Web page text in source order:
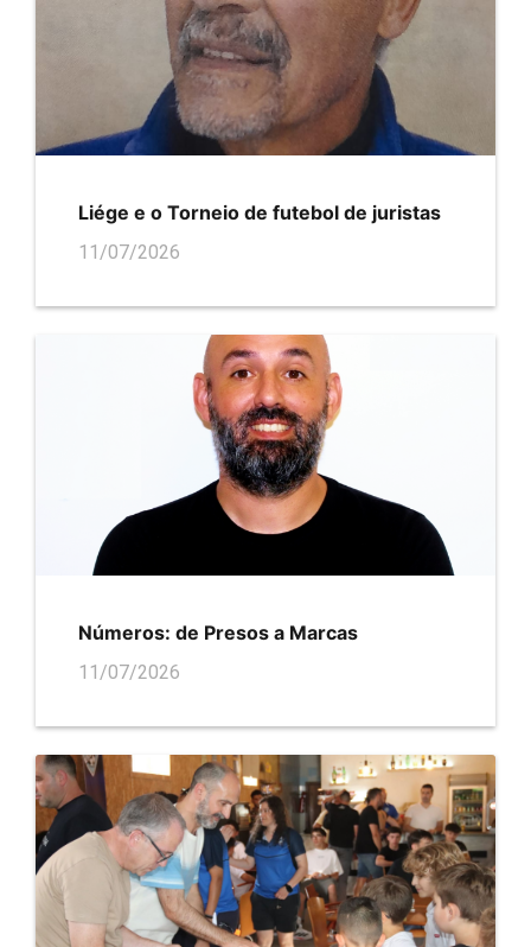
Liége e o Torneio de futebol de juristas
11/07/2026
Números: de Presos a Marcas
11/07/2026